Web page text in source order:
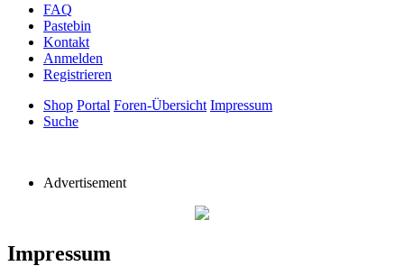
FAQ
Pastebin
Kontakt
Anmelden
Registrieren
Shop Portal Foren-Übersicht Impressum
Suche
Advertisement
Impressum